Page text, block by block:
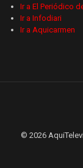
Ir a El Periódico
Ir a Infodiari
Ir a Aquicarmen
© 2026